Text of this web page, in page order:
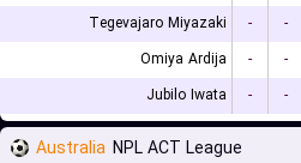
Tegevajaro Miyazaki
- -
Omiya Ardija
- -
Jubilo Iwata
- -
Australia NPL ACT League